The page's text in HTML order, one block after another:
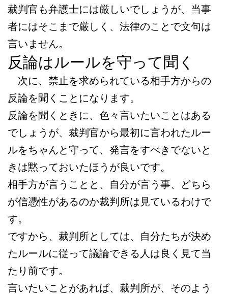
裁判官も弁護士には厳しいでしょうが、当事
者にはそこまで厳しく、法律のことで文句は
言いません。
反論はルールを守って聞く
次に、禁止を求められている相手方からの
反論を聞くことになります。
反論を聞くときに、色々言いたいことはある
でしょうが、裁判官から最初に言われたルー
ルをちゃんと守って、発言をすべきでないと
きは黙っておいたほうが良いです。
相手方が言うことと、自分が言う事、どちら
が信憑性があるのか裁判所は見ているわけで
す。
ですから、裁判所としては、自分たちが決め
たルールに従って議論できる人は良く見て当
たり前です。
言いたいことがあれば、裁判所が、そのよう